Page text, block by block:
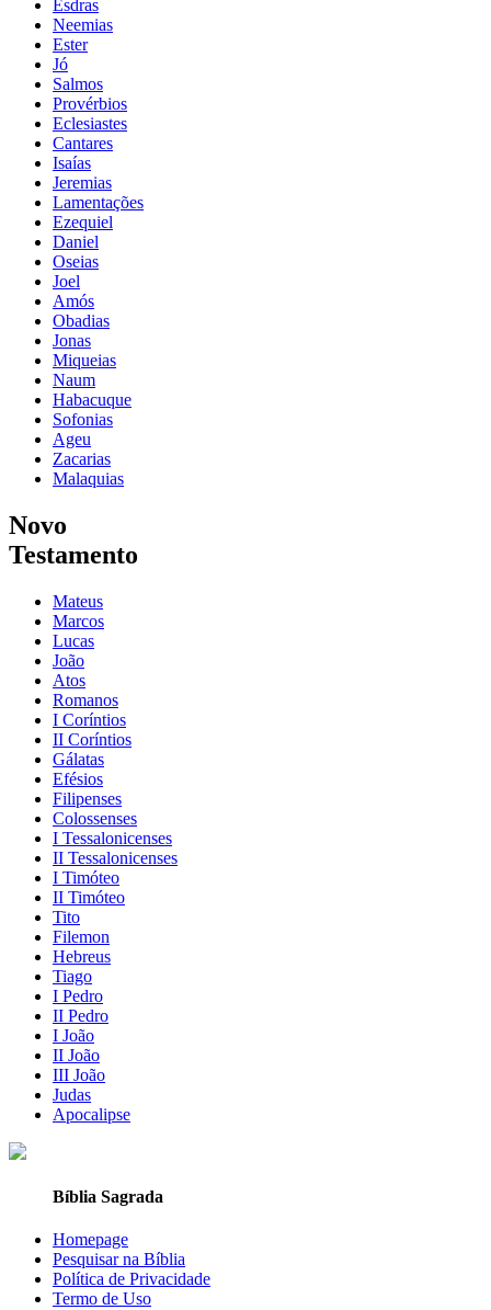
Esdras
Neemias
Ester
Jó
Salmos
Provérbios
Eclesiastes
Cantares
Isaías
Jeremias
Lamentações
Ezequiel
Daniel
Oseias
Joel
Amós
Obadias
Jonas
Miqueias
Naum
Habacuque
Sofonias
Ageu
Zacarias
Malaquias
Novo
Testamento
Mateus
Marcos
Lucas
João
Atos
Romanos
I Coríntios
II Coríntios
Gálatas
Efésios
Filipenses
Colossenses
I Tessalonicenses
II Tessalonicenses
I Timóteo
II Timóteo
Tito
Filemon
Hebreus
Tiago
I Pedro
II Pedro
I João
II João
III João
Judas
Apocalipse
Bíblia Sagrada
Homepage
Pesquisar na Bíblia
Política de Privacidade
Termo de Uso